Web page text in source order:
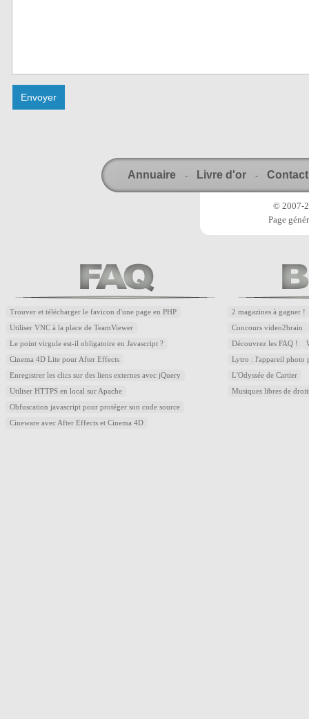
Annuaire - Livre d'or - Contact
© 2007-
Page
Trouver et télécharger le favicon d'une page en PHP
Utiliser VNC à la place de TeamViewer
Le point virgule est-il obligatoire en Javascript ?
Cinema 4D Lite pour After Effects
Enregistrer les clics sur des liens externes avec jQuery
Utiliser HTTPS en local sur Apache
Obfuscation javascript pour protéger son code source
Cineware avec After Effects et Cinema 4D
2 magazines à gagner !
Concours video2brain
Découvrez les FAQ !
Lytro : l'appareil photo
L'Odyssée de Cartier
Musiques libres de